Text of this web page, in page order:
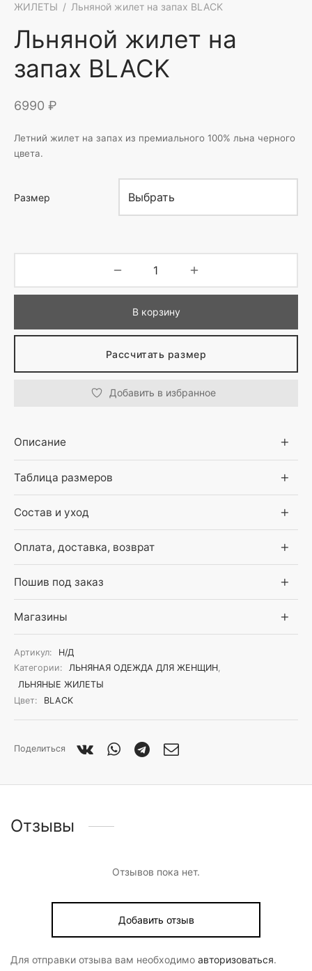
ЖИЛЕТЫ / Льняной жилет на запах BLACK
Льняной жилет на
запах BLACK
6990 ₽
Летний жилет на запах из премиального 100% льна черного
цвета.
Размер
В корзину
Рассчитать размер
Добавить в избранное
Описание
Таблица размеров
Состав и уход
Оплата, доставка, возврат
Пошив под заказ
Магазины
Артикул:
Н/Д
Категории:
ЛЬНЯНАЯ ОДЕЖДА ДЛЯ ЖЕНЩИН,
ЛЬНЯНЫЕ ЖИЛЕТЫ
Цвет:
BLACK
Поделиться
Отзывы
Отзывов пока нет.
Добавить отзыв
Для отправки отзыва вам необходимо авторизоваться.